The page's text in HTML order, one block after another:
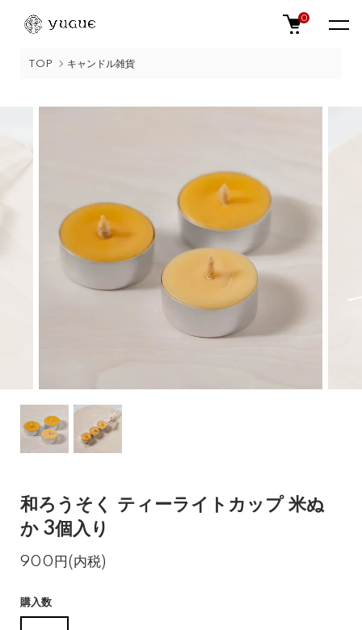
0
TOP キャンドル雑貨
和ろうそく ティーライトカップ 米ぬ
か 3個入り
900円(内税)
購入数